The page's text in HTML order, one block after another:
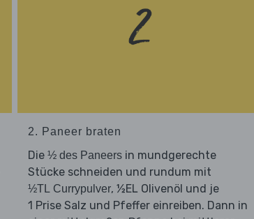
2. Paneer braten
Die ½ des Paneersin mundgerechte
Stücke schneiden und rundum mit
½TL Currypulver, ½EL Olivenöl und je
1 Prise Salz und Pfeffer einreiben. Dann in